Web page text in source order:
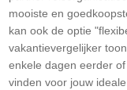
mooiste en
kan ook de optie
vakantievergelijker
enkele dagen eerder
vinden voor jouw